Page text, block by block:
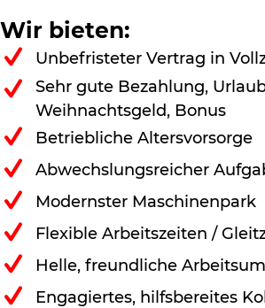
Wir bieten:
Unbefristeter Vertrag in
Sehr gute Bezahlung,
Weihnachtsgeld, Bonus
Betriebliche Altersvorsorge
Abwechslungsreicher
Modernster Maschinenpark
Flexible Arbeitszeiten /
Helle, freundliche
Engagiertes, hilfsbereites